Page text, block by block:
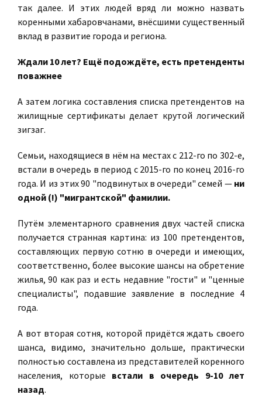
так далее. И этих людей вряд ли можно назвать
коренными хабаровчанами, внёсшими существенный
вклад в развитие города и региона.
Ждали 10 лет? Ещё подождёте, есть претенденты
поважнее
А затем логика составления списка претендентов на
жилищные сертификаты делает крутой логический
зигзаг.
Семьи, находящиеся в нём на местах с 212-го по 302-е,
встали в очередь в период с 2015-го по конец 2016-го
года. И из этих 90 "подвинутых в очереди" семей — ни
одной (!) "мигрантской" фамилии.
Путём элементарного сравнения двух частей списка
получается странная картина: из 100 претендентов,
составляющих первую сотню в очереди и имеющих,
соответственно, более высокие шансы на обретение
жилья, 90 как раз и есть недавние "гости" и "ценные
специалисты", подавшие заявление в последние 4
года.
А вот вторая сотня, которой придётся ждать своего
шанса, видимо, значительно дольше, практически
полностью составлена из представителей коренного
населения, которые встали в очередь 9-10 лет
назад.